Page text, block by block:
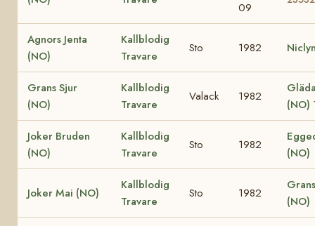
09
Agnors Jenta
(NO)
Kallblodig
Travare
Sto 1982
Grans Sjur
(NO)
Kallblodig
Travare
Valack 1982
(NO)
Joker Bruden
(NO)
Kallblodig
Travare
Sto 1982
(NO)
Joker Mai (NO)
Kallblodig
Travare
Sto 1982
(NO)